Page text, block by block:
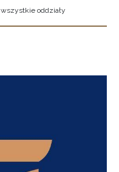
wszystkie oddziały